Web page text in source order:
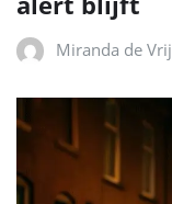
Miranda de Vrij